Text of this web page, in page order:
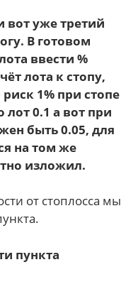
вот уже третий
В готовом
ввести %
лота к стопу,
1% при стопе
лот 0.1 а вот при
быть 0.05, для
на том же
изложил.
от стоплосса мы
пункта